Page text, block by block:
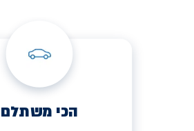
הכי משתלם